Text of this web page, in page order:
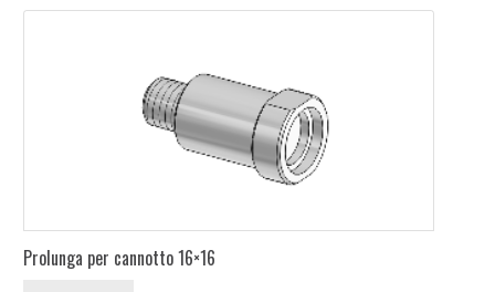
Prolunga per cannotto 16×16